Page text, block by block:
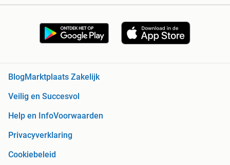
Blog Marktplaats Zakelijk
Veilig en Succesvol
Help en InfoVoorwaarden
Privacyverklaring
Cookiebeleid